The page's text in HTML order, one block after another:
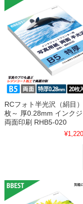
RCフォト半光沢（絹目
枚～ 厚0.28mm インクジ
両面印刷 RHB5-020
¥1,220